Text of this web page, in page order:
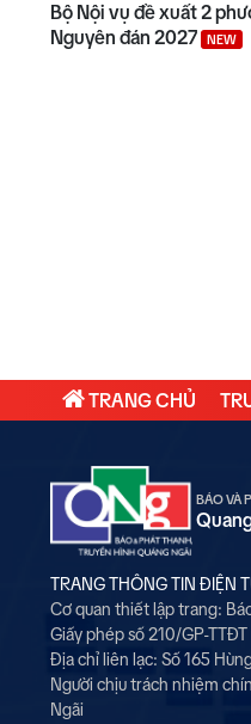
Bộ Nội vụ đề xuất 2
Nguyên đán 2027
NEW
TRANG CHỦ
BÁO VÀ
TRANG THÔNG TIN ĐIỆN
Cơ quan thiết lập trang:
Giấy phép số 210/GP-
Địa chỉ liên lạc: Số 165
Người chịu trách nhiệm
Ngãi